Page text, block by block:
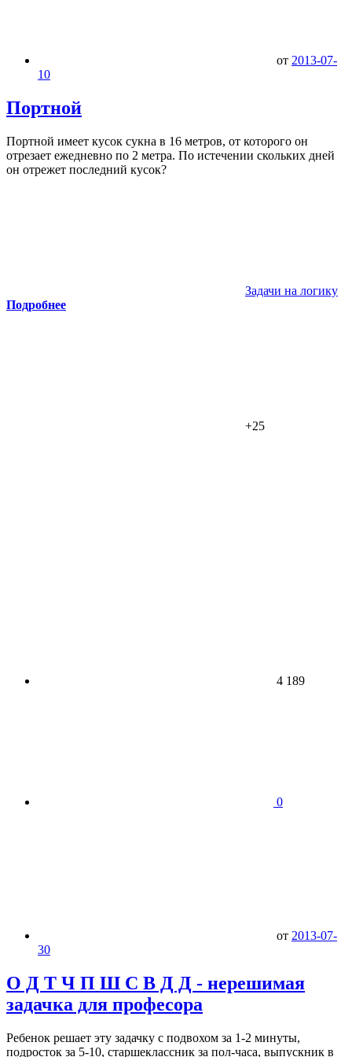
от 2013-07-
10
Портной
Портной имеет кусок сукна в 16 метров, от которого он
отрезает ежедневно по 2 метра. По истечении скольких дней
он отрежет последний кусок?
Задачи на логику
Подробнее
+25
4 189
0
от 2013-07-
30
О Д Т Ч П Ш С В Д Д - нерешимая
задачка для професора
Ребенок решает эту задачку с подвохом за 1-2 минуты,
подросток за 5-10, старшеклассник за пол-часа, выпускник в